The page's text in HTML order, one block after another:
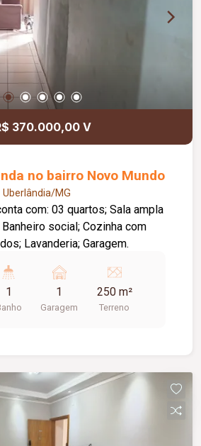
370.000,00 V
no bairro Novo Mundo
MG
social; Cozinha com
Lavanderia; Garagem.
1 1
Garagem
250 m²
Terreno